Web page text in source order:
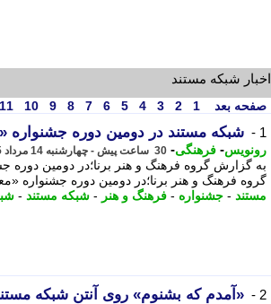
اخبار شبکه مستند
صفحه بعد 1
2
3
4
5
6
7
8
9
10
11
1 - شبکه مستند در دومین دوره
رونویس- فرهنگی- 30 ساعت پیش - چهارشنبه 14 مرداد 1405، 23:13
به گزارش گروه فرهنگ و هنر برنا؛در دومین دوره
گروه فرهنگ و هنر برنا؛در دومین دوره جشنواره
مستند - جشنواره - فرهنگ و هنر - شبکه مستند -
2 -
«آمدم که بشنوم» روی آنتن شبکه